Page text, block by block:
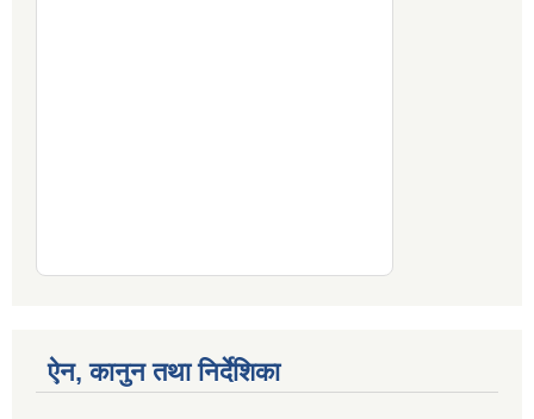
ऐन, कानुन तथा निर्देशिका